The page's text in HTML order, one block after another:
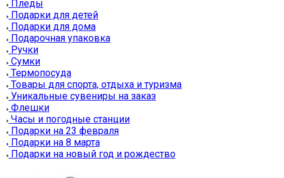
Пледы
Подарки для детей
Подарки для дома
Подарочная упаковка
Ручки
Сумки
Термопосуда
Товары для спорта, отдыха и туризма
Уникальные сувениры на заказ
Флешки
Часы и погодные станции
Подарки на 23 февраля
Подарки на 8 марта
Подарки на новый год и рождество